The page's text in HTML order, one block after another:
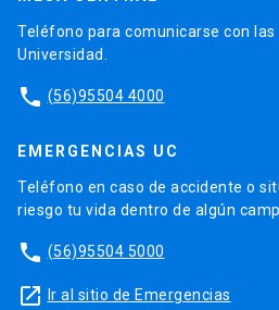
Teléfono para comunicarse con
Universidad.
phone (56)95504 4000
EMERGENCIAS UC
Teléfono en caso de accidente o
riesgo tu vida dentro de algún
phone (56)95504 5000
launch Ir al sitio de Emergencias